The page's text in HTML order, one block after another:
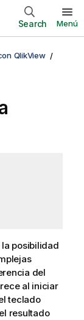
Search Menú
QlikView
posibilidad
del
al iniciar
teclado
resultado